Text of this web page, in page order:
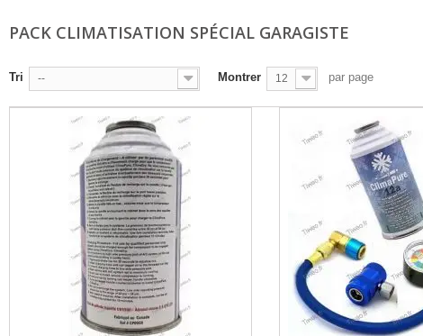
PACK CLIMATISATION SPÉCIAL GARAGISTE
Tri -- Montrer 12 par page